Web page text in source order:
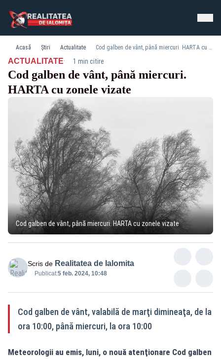
Acasă Știri Actualitate Cod galben de vânt, până miercuri. HARTA cu zonele vizate
ACTUALITATE· 1 min citire
Cod galben de vânt, până miercuri.
HARTA cu zonele vizate
Cod galben de vânt, până miercuri. HARTA cu zonele vizate
Scris de Realitatea de Ialomita
Publicat:5 feb. 2024, 10:48
Cod galben de vânt, valabilă de marţi dimineaţa, de la
ora 10:00, până miercuri, la ora 10:00
Meteorologii au emis, luni, o nouă atenţionare Cod galben